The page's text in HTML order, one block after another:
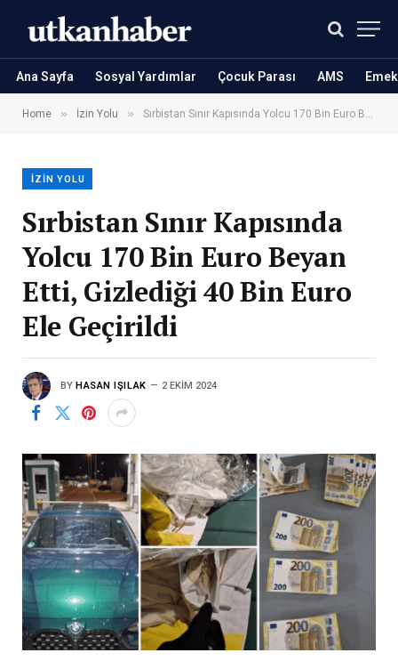
Ana Sayfa Sosyal Yardımlar Çocuk Parası AMS
Home » İzin Yolu » Sırbistan Sınır Kapısında Yolcu 170 Bin Euro Beyan Etti, Gizlediği 40 Bin Euro Ele Geçirildi
İZIN YOLU
Sırbistan Sınır Kapısında
Yolcu 170 Bin Euro Beyan
Etti, Gizlediği 40 Bin Euro
Ele Geçirildi
BY HASAN IŞILAK 2 EKIM 2024